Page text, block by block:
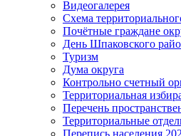
Видеогалерея
Схема
Почётные граждане
День Шпаковского
Туризм
Дума округа
Контрольно счетный
Территориальная
Перечень
Территориальные